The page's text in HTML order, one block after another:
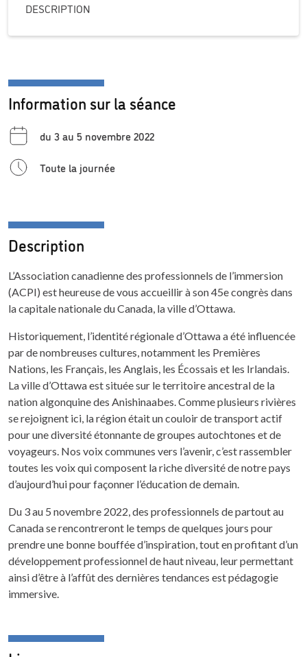
DESCRIPTION
Information sur la séance
du 3 au 5 novembre 2022
Toute la journée
Description
L’Association canadienne des professionnels de l’immersion
(ACPI) est heureuse de vous accueillir à son 45e congrès dans
la capitale nationale du Canada, la ville d’Ottawa.
Historiquement, l’identité régionale d’Ottawa a été influencée
par de nombreuses cultures, notamment les Premières
Nations, les Français, les Anglais, les Écossais et les Irlandais.
La ville d’Ottawa est située sur le territoire ancestral de la
nation algonquine des Anishinaabes. Comme plusieurs rivières
se rejoignent ici, la région était un couloir de transport actif
pour une diversité étonnante de groupes autochtones et de
voyageurs. Nos voix communes vers l’avenir, c’est rassembler
toutes les voix qui composent la riche diversité de notre pays
d’aujourd’hui pour façonner l’éducation de demain.
Du 3 au 5 novembre 2022, des professionnels de partout au
Canada se rencontreront le temps de quelques jours pour
prendre une bonne bouffée d’inspiration, tout en profitant d’un
développement professionnel de haut niveau, leur permettant
ainsi d’être à l’affût des dernières tendances est pédagogie
immersive.